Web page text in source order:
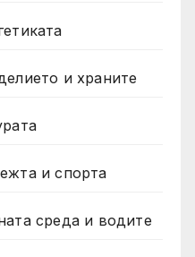
и храните
и спорта
среда и водите